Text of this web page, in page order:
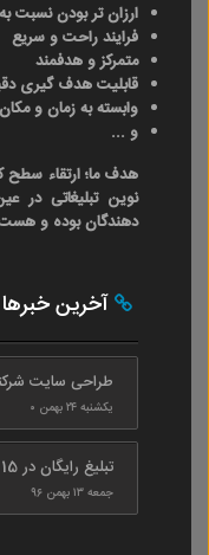
ارزان تر بودن نسبت
فرایند راحت و سریع
متمرکز و هدفمند
قابلیت هدف گیری
وابسته به زمان و
و ...
هدف ما؛ ارتقاء سطح
نوین تبلیغاتی
دهندگان بوده و
آخرین خبرها
طراحی سایت
یکشنبه ۲۴ بهمن ۰
تبلیغ رایگان در 15 سایت تبلیغاتی
جمعه ۱۳ بهمن ۹۶